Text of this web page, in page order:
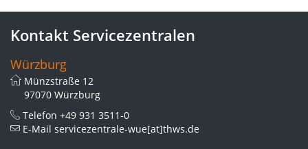
Kontakt Servicezentralen
Würzburg
Münzstraße 12
97070 Würzburg
Telefon +49 931 3511-0
E-Mail servicezentrale-wue[at]thws.de